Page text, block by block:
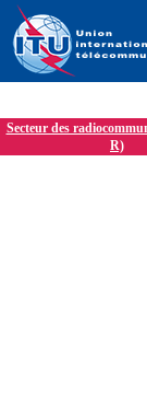
Secteur des
R)